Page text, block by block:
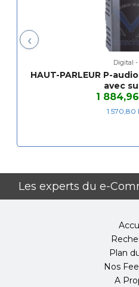
‹
Digital -
HAUT-PARLEUR P-
avec
1
1 570,80
Les experts du e-
Plan
Nos
A